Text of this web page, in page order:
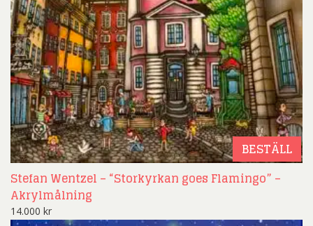
BESTÄLL
Stefan Wentzel – “Storkyrkan goes Flamingo” –
Akrylmålning
14.000 kr